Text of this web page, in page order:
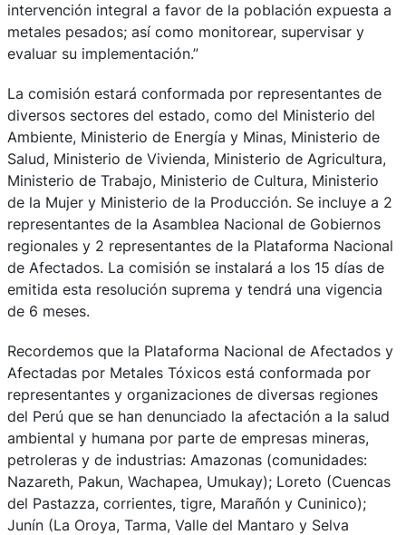
intervención integral a favor de la población expuesta a
metales pesados; así como monitorear, supervisar y
evaluar su implementación.”
La comisión estará conformada por representantes de
diversos sectores del estado, como del Ministerio del
Ambiente, Ministerio de Energía y Minas, Ministerio de
Salud, Ministerio de Vivienda, Ministerio de Agricultura,
Ministerio de Trabajo, Ministerio de Cultura, Ministerio
de la Mujer y Ministerio de la Producción. Se incluye a 2
representantes de la Asamblea Nacional de Gobiernos
regionales y 2 representantes de la Plataforma Nacional
de Afectados. La comisión se instalará a los 15 días de
emitida esta resolución suprema y tendrá una vigencia
de 6 meses.
Recordemos que la Plataforma Nacional de Afectados y
Afectadas por Metales Tóxicos está conformada por
representantes y organizaciones de diversas regiones
del Perú que se han denunciado la afectación a la salud
ambiental y humana por parte de empresas mineras,
petroleras y de industrias: Amazonas (comunidades:
Nazareth, Pakun, Wachapea, Umukay); Loreto (Cuencas
del Pastazza, corrientes, tigre, Marañón y Cuninico);
Junín (La Oroya, Tarma, Valle del Mantaro y Selva